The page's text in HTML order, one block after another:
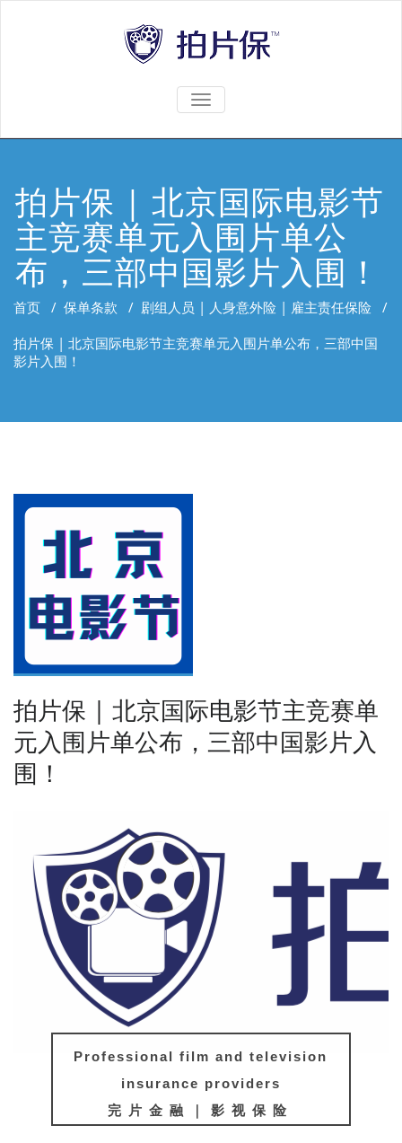
TOGGLE
拍片保 | 北京国际电影节
主竞赛单元入围片单公
布，三部中国影片入围！
首页 / 保单条款 / 剧组人员 | 人身意外险 | 雇主责任保险 /
拍片保 | 北京国际电影节主竞赛单元入围片单公布，三部中国
影片入围！
拍片保 | 北京国际电影节主竞赛单
元入围片单公布，三部中国影片入
围！
Professional film and television
insurance providers
完片金融｜影视保险